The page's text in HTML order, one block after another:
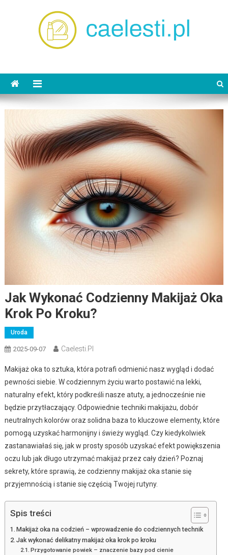
Jak Wykonać Codzienny Makijaż Oka
Krok Po Kroku?
Uroda
2025-09-07 Caelesti.pl
Makijaż oka to sztuka, która potrafi odmienić nasz wygląd i dodać
pewności siebie. W codziennym życiu warto postawić na lekki,
naturalny efekt, który podkreśli nasze atuty, a jednocześnie nie
będzie przytłaczający. Odpowiednie techniki makijażu, dobór
neutralnych kolorów oraz solidna baza to kluczowe elementy, które
pomogą uzyskać harmonijny i świeży wygląd. Czy kiedykolwiek
zastanawiałaś się, jak w prosty sposób uzyskać efekt powiększenia
oczu lub jak długo utrzymać makijaż przez cały dzień? Poznaj
sekrety, które sprawią, że codzienny makijaż oka stanie się
przyjemnością i stanie się częścią Twojej rutyny.
Spis treści
Makijaż oka na codzień – wprowadzenie do codziennych technik
Jak wykonać delikatny makijaż oka krok po kroku
Przygotowanie powiek – znaczenie bazy pod cienie